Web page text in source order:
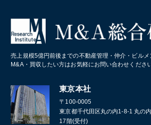
コールセンター
スポーツクラブ・フィットネスクラブ
葬儀
造船業・重機・プラント業界
売上規模5億円前後までの不動産管理・仲介・ビル
M&A・買収したい方はお気軽にお問い合わせください
東京本社
〒100-0005
東京都千代田区丸の内1-8-1 丸の
17階(受付)